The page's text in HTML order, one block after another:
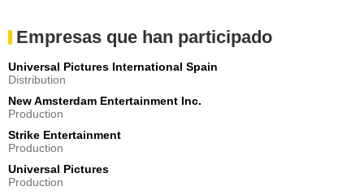
Empresas que han participado
Universal Pictures International Spain
Distribution
New Amsterdam Entertainment Inc.
Production
Strike Entertainment
Production
Universal Pictures
Production